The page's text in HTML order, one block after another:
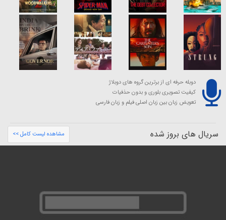
دوبله حرفه ای از برترین گروه های دوبلاژ
کیفیت تصویری بلوری و بدون حذفیات
تعویض زبان بین زبان اصلی فیلم و زبان فارسی
سریال های بروز شده مشاهده لیست کامل >>